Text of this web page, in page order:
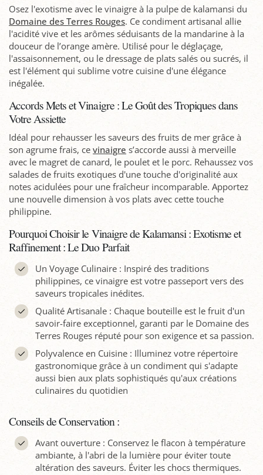
Osez l'exotisme avec le vinaigre à la pulpe de kalamansi du
Domaine des Terres Rouges. Ce condiment artisanal allie
l'acidité vive et les arômes séduisants de la mandarine à la
douceur de l’orange amère. Utilisé pour le déglaçage,
l'assaisonnement, ou le dressage de plats salés ou sucrés, il
est l'élément qui sublime votre cuisine d'une élégance
inégalée.
Accords Mets et Vinaigre : Le Goût des Tropiques dans
Votre Assiette
Idéal pour rehausser les saveurs des fruits de mer grâce à
son agrume frais, ce vinaigre s’accorde aussi à merveille
avec le magret de canard, le poulet et le porc. Rehaussez vos
salades de fruits exotiques d'une touche d'originalité aux
notes acidulées pour une fraîcheur incomparable. Apportez
une nouvelle dimension à vos plats avec cette touche
philippine.
Pourquoi Choisir le Vinaigre de Kalamansi : Exotisme et
Raffinement : Le Duo Parfait
Un Voyage Culinaire : Inspiré des traditions
philippines, ce vinaigre est votre passeport vers des
saveurs tropicales inédites.
Qualité Artisanale : Chaque bouteille est le fruit d'un
savoir-faire exceptionnel, garanti par le Domaine des
Terres Rouges réputé pour son exigence et sa passion.
Polyvalence en Cuisine : Illuminez votre répertoire
gastronomique grâce à un condiment qui s'adapte
aussi bien aux plats sophistiqués qu'aux créations
culinaires du quotidien
Conseils de Conservation :
Avant ouverture : Conservez le flacon à température
ambiante, à l'abri de la lumière pour éviter toute
altération des saveurs. Éviter les chocs thermiques.